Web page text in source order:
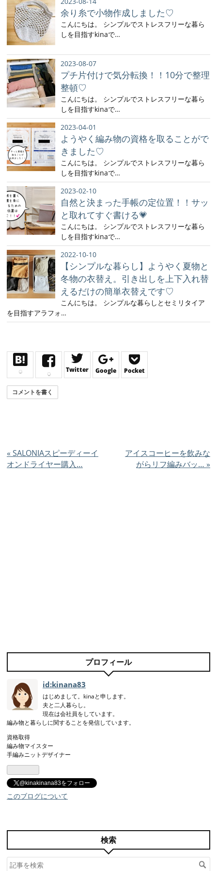
余り糸で小物作成しました♡
こんにちは。 シンプルでストレスフリーな暮ら
しを目指すkinaで…
2023-08-07
プチ片付けで気分転換！！10分で整理
整頓♡
こんにちは。 シンプルでストレスフリーな暮ら
しを目指すkinaで…
2023-04-01
ようやく編み物の資格を取ることがで
きました♡
こんにちは。 シンプルでストレスフリーな暮ら
しを目指すkinaで…
2023-02-10
自然と決まった手帳の定位置！！サッ
と取れてすぐ書ける💗
こんにちは。 シンプルでストレスフリーな暮ら
しを目指すkinaで…
2022-10-10
【シンプルな暮らし】ようやく夏物と
冬物の衣替え。引き出しを上下入れ替
えるだけの簡単衣替えです♡
こんにちは。 シンプルな暮らしとセミリタイア
を目指すアラフォ…
Twitter Google Pocket
コメントを書く
« SALONIAスピーディーイ
オンドライヤー購入…
アイスコーヒーを飲みな
がらリフ編みバッ… »
プロフィール
id:kinana83
はじめまして。kinaと申します。
夫と二人暮らし。
現在は会社員をしています。
編み物と暮らしに関することを発信しています。
資格取得
編み物マイスター
手編みニットデザイナー
@kinakinana83をフォロー
このブログについて
検索